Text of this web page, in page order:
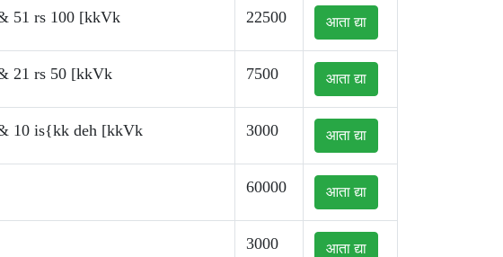
51 rs 100 [kkVk 22500 आता द्या
21 rs 50 [kkVk 7500 आता द्या
10 is{kk deh [kkVk 3000 आता द्या
60000 आता द्या
3000 आता द्या